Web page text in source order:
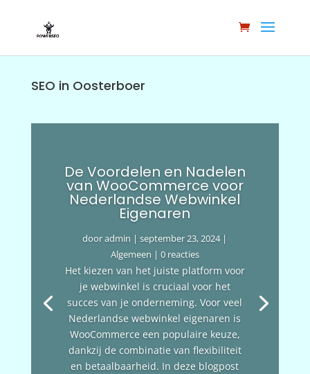
SEO in Oosterboer
De Voordelen en Nadelen
van WooCommerce voor
Nederlandse Webwinkel
Eigenaren
dooradmin |september 23, 2024|
Algemeen | 0 reacties
Het kiezen van het juiste platform voor
je webwinkel is cruciaal voor het
succes van je onderneming. Voor veel
Nederlandse webwinkel eigenaren is
WooCommerce een populaire keuze,
dankzij de combinatie van flexibiliteit
en betaalbaarheid. In deze blogpost